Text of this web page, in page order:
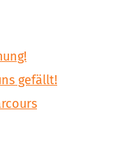
gefällt!